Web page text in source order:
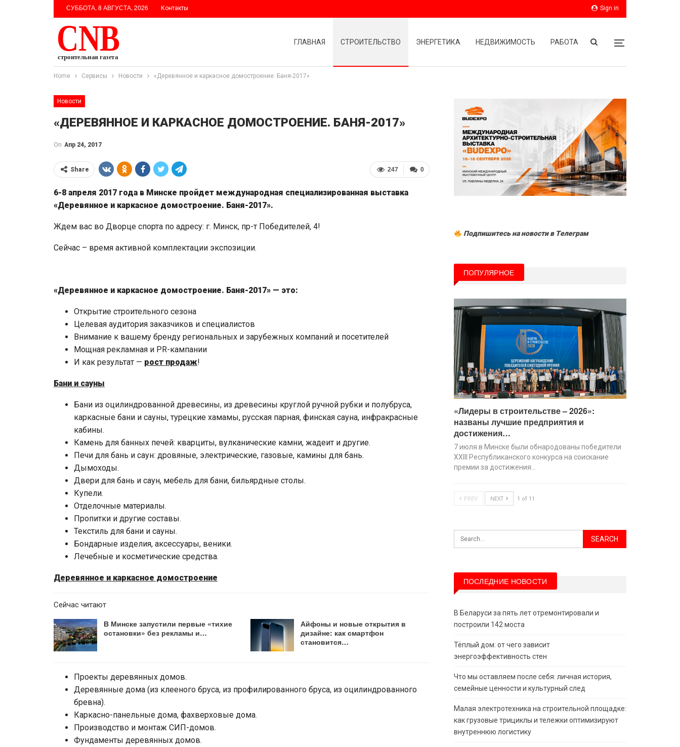
Sign in
СУББОТА, 8 АВГУСТА, 2026 Контакты
ГЛАВНАЯ СТРОИТЕЛЬСТВО ЭНЕРГЕТИКА НЕДВИЖИМОСТЬ РАБОТА
Home Сервисы Новости «Деревянное и каркасное домостроение. Баня-2017»
Новости
«ДЕРЕВЯННОЕ И КАРКАСНОЕ ДОМОСТРОЕНИЕ. БАНЯ-2017»
On Апр 24, 2017
0
247
Share
6-8 апреля 2017 года в Минске пройдет международная специализированная выставка
«Деревянное и каркасное домостроение. Баня-2017».
Ждем вас во Дворце спорта по адресу: г. Минск, пр-т Победителей, 4!
Сейчас – время активной комплектации экспозиции.
«Деревянное и каркасное домостроение. Баня-2017» — это:
Открытие строительного сезона
Целевая аудитория заказчиков и специалистов
Внимание к вашему бренду региональных и зарубежных компаний и посетителей
Мощная рекламная и PR-кампании
И как результат — рост продаж!
Бани и сауны
Бани из оцилиндрованной древесины, из древесины круглой ручной рубки и полубруса,
каркасные бани и сауны, турецкие хамамы, русская парная, финская сауна, инфракрасные
кабины.
Камень для банных печей: кварциты, вулканические камни, жадеит и другие.
Печи для бань и саун: дровяные, электрические, газовые, камины для бань.
Дымоходы.
Двери для бань и саун, мебель для бани, бильярдные столы.
Купели.
Отделочные материалы.
Пропитки и другие составы.
Текстиль для бани и сауны.
Бондарные изделия, аксессуары, веники.
Лечебные и косметические средства.
Деревянное и каркасное домостроение
Сейчас читают
В Минске запустили первые «тихие
остановки» без рекламы и…
Айфоны и новые открытия в
дизайне: как смартфон
становится…
Проекты деревянных домов.
Деревянные дома (из клееного бруса, из профилированного бруса, из оцилиндрованного
бревна).
Каркасно-панельные дома, фахверховые дома.
Производство и монтаж СИП-домов.
Фундаменты деревянных домов.
Подпишитесь на новости в Tелеграм
ПОПУЛЯРНОЕ
«Лидеры в строительстве – 2026»:
названы лучшие предприятия и
достижения…
7 июля в Минске были обнародованы победители
XХIII Республиканского конкурса на соискание
премии за достижения…
PREV NEXT 1 of 11
ПОСЛЕДНИЕ НОВОСТИ
В Беларуси за пять лет отремонтировали и
построили 142 моста
Тёплый дом: от чего зависит
энергоэффективность стен
Что мы оставляем после себя: личная история,
семейные ценности и культурный след
Малая электротехника на строительной площадке:
как грузовые трициклы и тележки оптимизируют
внутреннюю логистику